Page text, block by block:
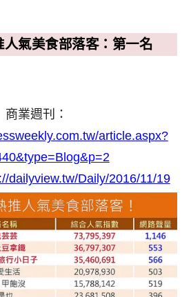
人氣美食部落客：第一名
商業週刊：
article.aspx?
dailyview.tw/Daily/2016/11/19